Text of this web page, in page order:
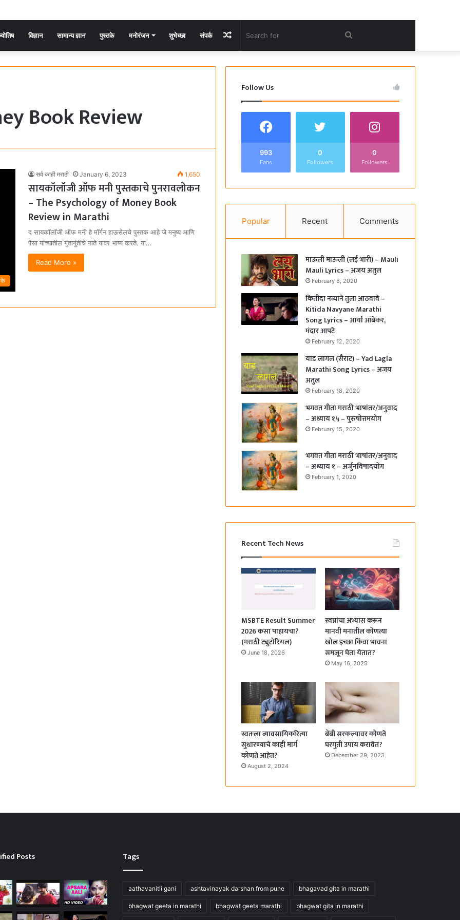
विज्ञान सामान्य ज्ञान पुस्तके मनोरंजन शुभेच्छा संपर्क Search
for
Random
Article
Book Review
सर्व काही मराठी January 6, 2023 1,650
सायकॉलॉजी ऑफ मनी पुस्तकाचे पुनरावलोकन
– The Psychology of Money Book
Review in Marathi
द सायकॉलॉजी ऑफ मनी हे मॉर्गन हाऊसेलचे पुस्तक आहे जे मनुष्य आणि
पैसा यांच्यातील गुंतागुंतीचे नाते यावर भाष्य करते. या…
Read More »
Follow Us
993
Fans
0
Followers
0
Followers
Popular Recent Comments
माऊली माऊली (लई भारी) – Mauli
Mauli Lyrics – अजय अतुल
February 8, 2020
कितीदा नव्याने तुला आठवावे –
Kitida Navyane Marathi
Song Lyrics – आर्या आंबेकर,
मंदार आपटे
February 12, 2020
याड लागल (सैराट) – Yad Lagla
Marathi Song Lyrics – अजय
अतुल
February 18, 2020
भगवत गीता मराठी भाषांतर/अनुवाद
– अध्याय १५ – पुरुषोत्तमयोग
February 15, 2020
भगवत गीता मराठी भाषांतर/अनुवाद
– अध्याय १ – अर्जुनविषादयोग
February 1, 2020
Recent Tech News
MSBTE Result Summer
2026 कसा पाहायचा?
(मराठी ट्युटोरियल)
June 18, 2026
स्वप्नांचा अभ्यास करून
मानवी मनातील कोणत्या
खोल इच्छा किंवा भावना
समजून घेता येतात?
May 16, 2025
स्वतःला व्यावसायिकरित्या
सुधारण्याचे काही मार्ग
कोणते आहेत?
August 2, 2024
बेंबी सरकल्यावर कोणते
घरगुती उपाय करावेत?
December 29, 2023
Posts Tags
aathavanitli gani ashtavinayak darshan from pune bhagavad gita in marathi
bhagwat geeta in marathi bhagwat geeta marathi bhagwat gita in marathi